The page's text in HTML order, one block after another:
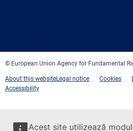
Acest site utilizează
© European Union Agency for Fundamental
About this websiteLegal notice Cookies
Accessibility